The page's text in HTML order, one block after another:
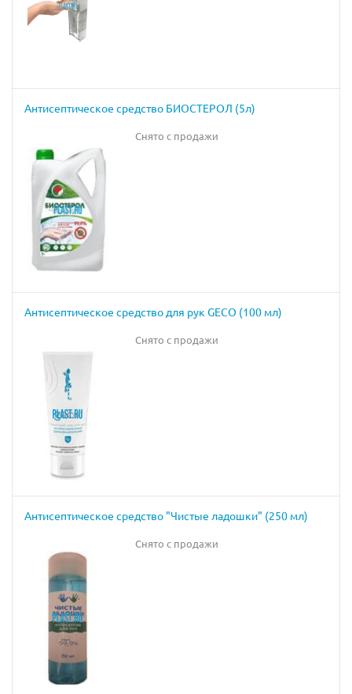
Антисептическое средство БИОСТЕРОЛ (5л)
Снято с продажи
Антисептическое средство для рук GECO (100 мл)
Снято с продажи
Антисептическое средство "Чистые ладошки" (250 мл)
Снято с продажи